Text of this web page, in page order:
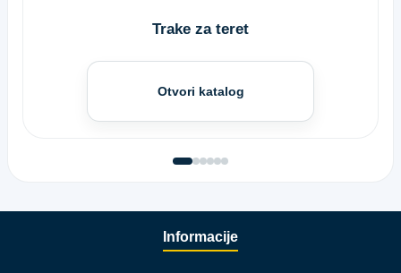
Trake za teret
Otvori katalog
Informacije